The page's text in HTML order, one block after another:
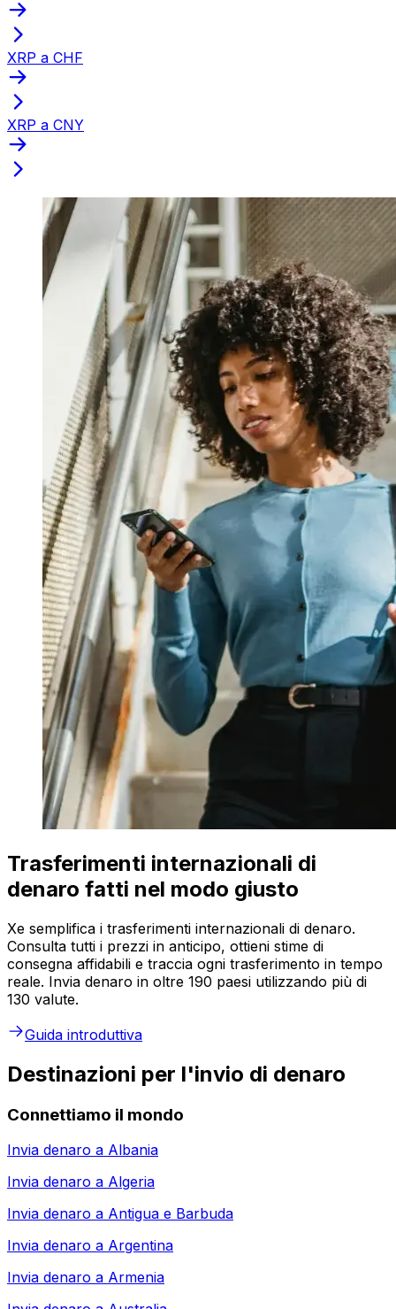
XRP a CHF
XRP a CNY
Trasferimenti internazionali di
denaro fatti nel modo giusto
Xe semplifica i trasferimenti internazionali di denaro.
Consulta tutti i prezzi in anticipo, ottieni stime di
consegna affidabili e traccia ogni trasferimento in tempo
reale. Invia denaro in oltre 190 paesi utilizzando più di
130 valute.
Guida introduttiva
Destinazioni per l'invio di denaro
Connettiamo il mondo
Invia denaro a Albania
Invia denaro a Algeria
Invia denaro a Antigua e Barbuda
Invia denaro a Argentina
Invia denaro a Armenia